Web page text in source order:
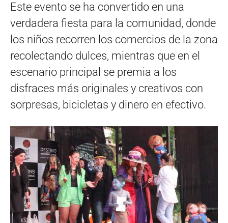
Este evento se ha convertido en una
verdadera fiesta para la comunidad, donde
los niños recorren los comercios de la zona
recolectando dulces, mientras que en el
escenario principal se premia a los
disfraces más originales y creativos con
sorpresas, bicicletas y dinero en efectivo.